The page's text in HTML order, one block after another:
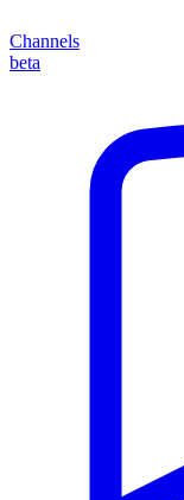
Channels
beta